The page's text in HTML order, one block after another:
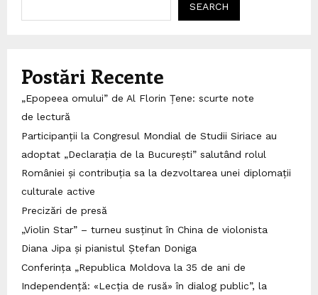
SEARCH
Postări Recente
„Epopeea omului” de Al Florin Țene: scurte note
de lectură
Participanții la Congresul Mondial de Studii Siriace au
adoptat „Declarația de la București” salutând rolul
României și contribuția sa la dezvoltarea unei diplomații
culturale active
Precizări de presă
„Violin Star” – turneu susținut în China de violonista
Diana Jipa și pianistul Ștefan Doniga
Conferința „Republica Moldova la 35 de ani de
Independență: «Lecția de rusă» în dialog public”, la